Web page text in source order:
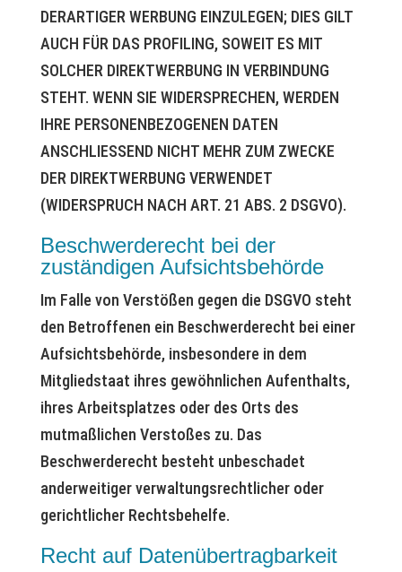
DERARTIGER WERBUNG EINZULEGEN; DIES GILT
AUCH FÜR DAS PROFILING, SOWEIT ES MIT
SOLCHER DIREKTWERBUNG IN VERBINDUNG
STEHT. WENN SIE WIDERSPRECHEN, WERDEN
IHRE PERSONENBEZOGENEN DATEN
ANSCHLIESSEND NICHT MEHR ZUM ZWECKE
DER DIREKTWERBUNG VERWENDET
(WIDERSPRUCH NACH ART. 21 ABS. 2 DSGVO).
Beschwerde­recht bei der
zuständigen Aufsichts­behörde
Im Falle von Verstößen gegen die DSGVO steht
den Betroffenen ein Beschwerderecht bei einer
Aufsichtsbehörde, insbesondere in dem
Mitgliedstaat ihres gewöhnlichen Aufenthalts,
ihres Arbeitsplatzes oder des Orts des
mutmaßlichen Verstoßes zu. Das
Beschwerderecht besteht unbeschadet
anderweitiger verwaltungsrechtlicher oder
gerichtlicher Rechtsbehelfe.
Recht auf Daten­übertrag­barkeit